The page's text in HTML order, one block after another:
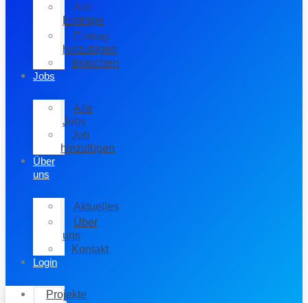
Alle
Einträge
Eintrag
hinzufügen
Branchen
Jobs
Alle
Jobs
Job
hinzufügen
Über
uns
Aktuelles
Über
uns
Kontakt
Login
Projekte